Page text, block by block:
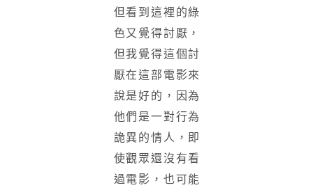
但看到這裡的綠
色又覺得討厭，
但我覺得這個討
厭在這部電影來
說是好的，因為
他們是一對行為
詭異的情人，即
使觀眾還沒有看
過電影，也可能